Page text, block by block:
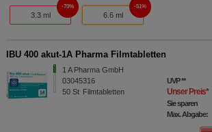
3.3 ml
70%
6.6 ml
51%
IBU 400 akut-1A Pharma Filmtabletten
1 A Pharma GmbH
03045316
50 St Filmtabletten
UVP**
Unser Preis*
Sie sparen
Max. Abgabe: